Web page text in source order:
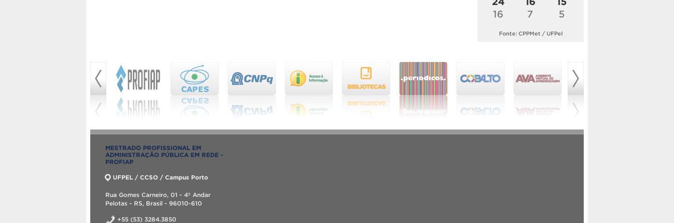
16
7
5
Fonte: CPPMet / UFPel
MESTRADO PROFISSIONAL EM
ADMINISTRAÇÃO PÚBLICA EM REDE -
PROFIAP
UFPEL / CCSO / Campus Porto
Rua Gomes Carneiro, 01 - 4º Andar
Pelotas - RS, Brasil - 96010-610
+55 (53) 3284.3850